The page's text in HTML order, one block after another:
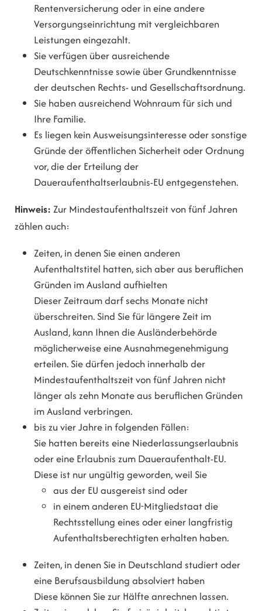
Rentenversicherung oder in eine andere
Versorgungseinrichtung mit vergleichbaren
Leistungen eingezahlt.
Sie verfügen über ausreichende
Deutschkenntnisse sowie über Grundkenntnisse
der deutschen Rechts- und Gesellschaftsordnung.
Sie haben ausreichend Wohnraum für sich und
Ihre Familie.
Es liegen kein Ausweisungsinteresse oder sonstige
Gründe der öffentlichen Sicherheit oder Ordnung
vor, die der Erteilung der
Daueraufenthaltserlaubnis-EU entgegenstehen.
Hinweis: Zur Mindestaufenthaltszeit von fünf Jahren
zählen auch:
Zeiten, in denen Sie einen anderen
Aufenthaltstitel hatten, sich aber aus beruflichen
Gründen im Ausland aufhielten
Dieser Zeitraum darf sechs Monate nicht
überschreiten. Sind Sie für längere Zeit im
Ausland, kann Ihnen die Ausländerbehörde
möglicherweise eine Ausnahmegenehmigung
erteilen. Sie dürfen jedoch innerhalb der
Mindestaufenthaltszeit von fünf Jahren nicht
länger als zehn Monate aus beruflichen Gründen
im Ausland verbringen.
bis zu vier Jahre in folgenden Fällen:
Sie hatten bereits eine Niederlassungserlaubnis
oder eine Erlaubnis zum Daueraufenthalt-EU.
Diese ist nur ungültig geworden, weil Sie
aus der EU ausgereist sind oder
in einem anderen EU-Mitgliedstaat die
Rechtsstellung eines oder einer langfristig
Aufenthaltsberechtigten erhalten haben.
Zeiten, in denen Sie in Deutschland studiert oder
eine Berufsausbildung absolviert haben
Diese können Sie zur Hälfte anrechnen lassen.